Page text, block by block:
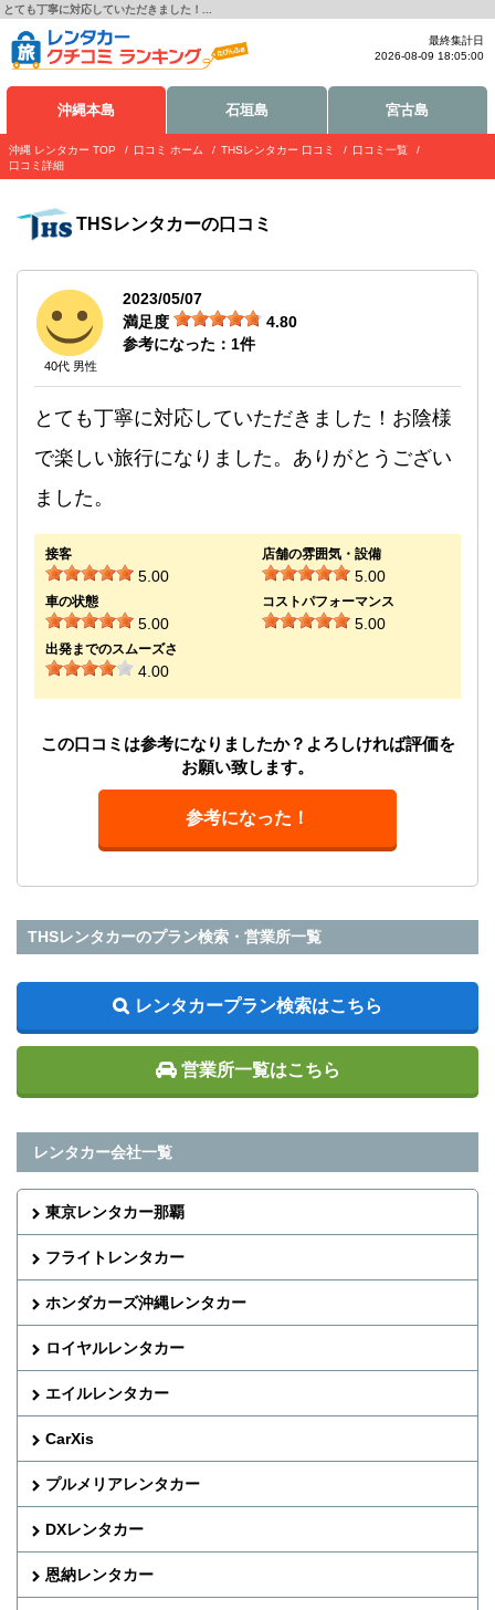
とても丁寧に対応していただきました！...
最終集計日
2026-08-09 18:05:00
沖縄本島 石垣島 宮古島
沖縄 レンタカー TOP 口コミ ホーム THSレンタカー 口コミ
口コミ一覧
口コミ詳細
THSレンタカーの口コミ
40代 男性
2023/05/07
満足度
4.80
参考になった： 1件
とても丁寧に対応していただきました！お陰様
で楽しい旅行になりました。ありがとうござい
ました。
接客
5.00
店舗の雰囲気・設備
5.00
車の状態
5.00
コストパフォーマンス
5.00
出発までのスムーズさ
4.00
この口コミは参考になりましたか？よろしければ評価を
お願い致します。
参考になった！
THSレンタカーのプラン検索・営業所一覧
レンタカープラン検索はこちら
営業所一覧はこちら
レンタカー会社一覧
東京レンタカー那覇
フライトレンタカー
ホンダカーズ沖縄レンタカー
ロイヤルレンタカー
エイルレンタカー
CarXis
プルメリアレンタカー
DXレンタカー
恩納レンタカー